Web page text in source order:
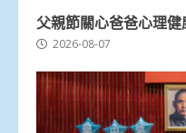
父親節關心爸爸心理
2026-08-07